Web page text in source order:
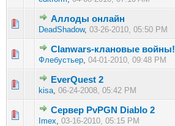
Аллоды онлайн
DeadShadow, 03-26-2010, 05:50 PM
0 голос(ов) - 0 из 5 в среднем
123
Clanwars-клановые войны!
Флебустьер, 04-01-2010, 09:48 PM
0 голос(ов) - 0 из 5 в среднем
12345
EverQuest 2
kisa, 06-24-2008, 05:42 PM
0 голос(ов) - 0 из 5 в среднем
Сервер PvPGN Diablo 2
Imex, 03-16-2010, 05:15 PM
0 голос(ов) - 0 из 5 в среднем
1 2345